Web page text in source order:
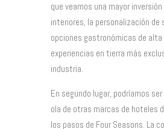
que veamos una mayor
interiores, la personalización de
opciones gastronómicas de alta
experiencias en tierra más
industria.
En segundo lugar, podríamos
ola de otras marcas de hoteles
los pasos de Four Seasons. La